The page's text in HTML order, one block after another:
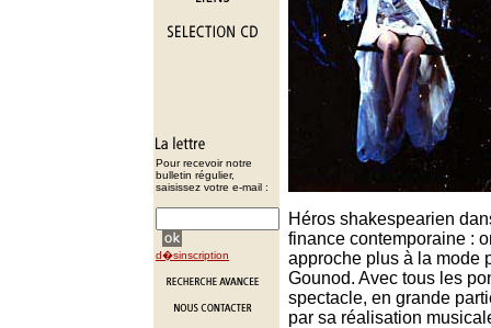
Pour recevoir notre
bulletin régulier,
saisissez votre e-mail :
d�sinscription
Héros shakespearien
finance contemporaine :
approche plus à la mode
Gounod. Avec tous les
spectacle, en grande
par sa réalisation